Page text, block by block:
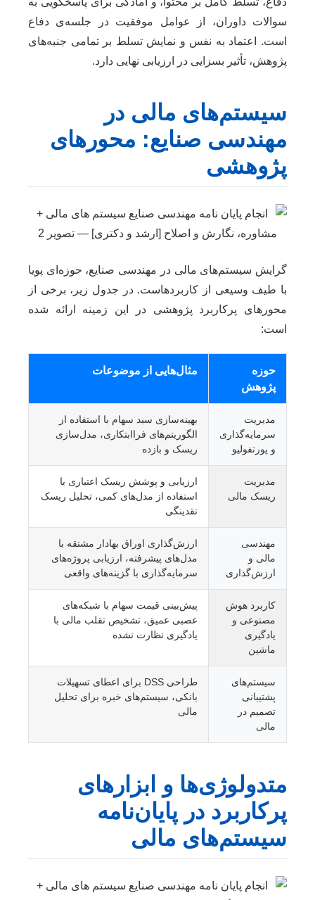
سوالات داوران، از عوامل موفقیت در جلسه‌ی دفاع
است. اعتماد به نفس و نمایش تسلط بر تمامی جنبه‌های
پژوهش، تأثیر بسزایی در ارزیابی نهایی دارد.
سیستم‌های مالی در
مهندسی صنایع: محورهای
پژوهشی
گرایش سیستم‌های مالی در مهندسی صنایع، حوزه‌ای پویا
با طیف وسیعی از کاربردهاست. در جدول زیر، برخی از
محورهای پرکاربرد پژوهشی در این زمینه ارائه شده
است:
حوزه
پژوهش
مثال‌هایی از موضوعات
مدیریت
سرمایه‌گذاری
و پورتفولیو
بهینه‌سازی سبد سهام با استفاده از
الگوریتم‌های فراابتکاری، مدل‌سازی
ریسک و بازده
مدیریت
ریسک مالی
ارزیابی و پوشش ریسک اعتباری با
استفاده از مدل‌های کمی، تحلیل ریسک
نقدینگی
مهندسی
مالی و
ارزش‌گذاری
ارزش‌گذاری اوراق بهادار مشتقه با
مدل‌های پیشرفته، ارزیابی پروژه‌های
سرمایه‌گذاری با گزینه‌های واقعی
کاربرد هوش
مصنوعی و
یادگیری
ماشین
پیش‌بینی قیمت سهام با شبکه‌های
عصبی عمیق، تشخیص تقلب مالی با
یادگیری نظارت نشده
سیستم‌های
پشتیبانی
تصمیم در
مالی
طراحی DSS برای اعطای تسهیلات
بانکی، سیستم‌های خبره برای تحلیل
مالی
متدولوژی‌ها و ابزارهای
پرکاربرد در پایان‌نامه
سیستم‌های مالی